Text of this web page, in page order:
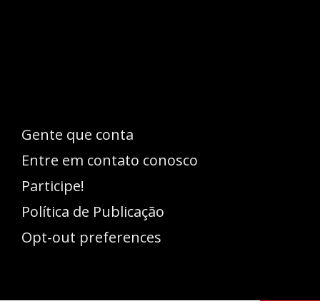
Gente que conta
Entre em contato conosco
Participe!
Política de Publicação
Opt-out preferences